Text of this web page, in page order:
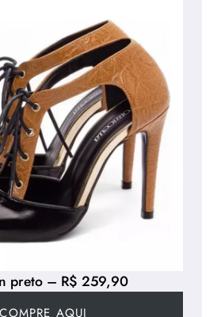
preto – R$ 259,90
COMPRE AQUI